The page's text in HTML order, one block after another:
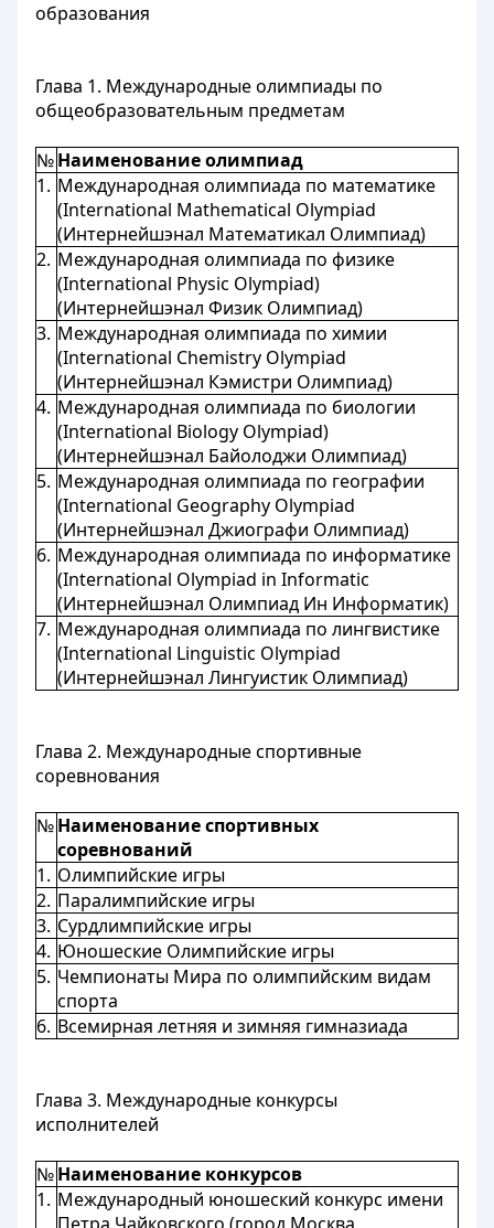
образования
Глава 1. Международные олимпиады по
общеобразовательным предметам
№Наименование олимпиад
1. Международная олимпиада по математике
(International Mathematical Olympiad
(Интернейшэнал Математикал Олимпиад)
2. Международная олимпиада по физике
(International Physic Olympiad)
(Интернейшэнал Физик Олимпиад)
3. Международная олимпиада по химии
(International Chemistry Olympiad
(Интернейшэнал Кэмистри Олимпиад)
4. Международная олимпиада по биологии
(International Biology Olympiad)
(Интернейшэнал Байолоджи Олимпиад)
5. Международная олимпиада по географии
(International Geography Olympiad
(Интернейшэнал Джиографи Олимпиад)
6. Международная олимпиада по информатике
(International Olympiad in Informatic
(Интернейшэнал Олимпиад Ин Информатик)
7. Международная олимпиада по лингвистике
(International Linguistic Olympiad
(Интернейшэнал Лингуистик Олимпиад)
Глава 2. Международные спортивные
соревнования
№Наименование спортивных
соревнований
1. Олимпийские игры
2. Паралимпийские игры
3. Сурдлимпийские игры
4. Юношеские Олимпийские игры
5. Чемпионаты Мира по олимпийским видам
спорта
6. Всемирная летняя и зимняя гимназиада
Глава 3. Международные конкурсы
исполнителей
№Наименование конкурсов
1. Международный юношеский конкурс имени